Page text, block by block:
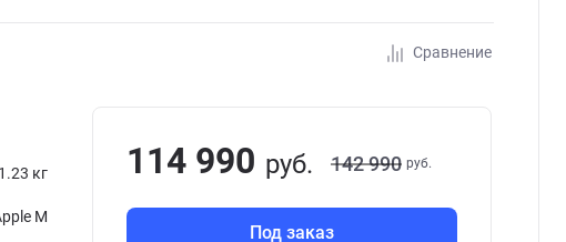
Сравнение
1.23 кг
M
114 990 руб. 142 990 руб.
Под заказ